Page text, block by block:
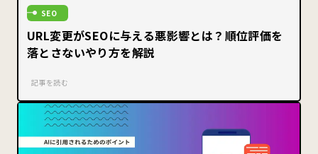
SEO
URL変更がSEOに与える悪影響とは？順位評価を
落とさないやり方を解説
記事を読む